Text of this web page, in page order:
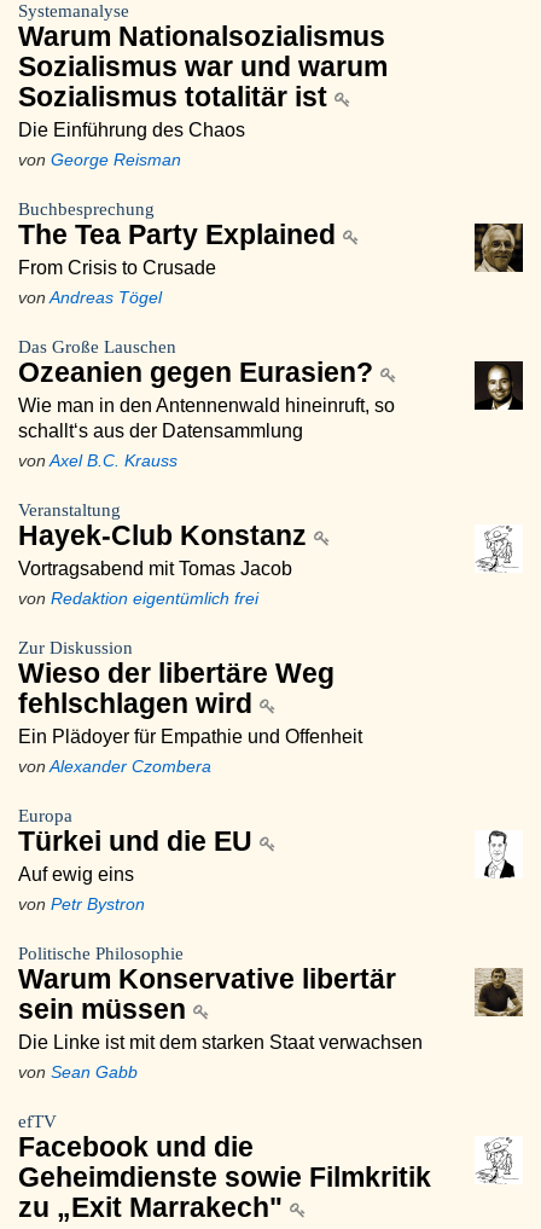
Systemanalyse
Warum Nationalsozialismus
Sozialismus war und warum
Sozialismus totalitär ist
Die Einführung des Chaos
von George Reisman
Buchbesprechung
The Tea Party Explained
From Crisis to Crusade
von Andreas Tögel
Das Große Lauschen
Ozeanien gegen Eurasien?
Wie man in den Antennenwald hineinruft, so
schallt‘s aus der Datensammlung
von Axel B.C. Krauss
Veranstaltung
Hayek-Club Konstanz
Vortragsabend mit Tomas Jacob
von Redaktion eigentümlich frei
Zur Diskussion
Wieso der libertäre Weg
fehlschlagen wird
Ein Plädoyer für Empathie und Offenheit
von Alexander Czombera
Europa
Türkei und die EU
Auf ewig eins
von Petr Bystron
Politische Philosophie
Warum Konservative libertär
sein müssen
Die Linke ist mit dem starken Staat verwachsen
von Sean Gabb
efTV
Facebook und die
Geheimdienste sowie Filmkritik
zu „Exit Marrakech"